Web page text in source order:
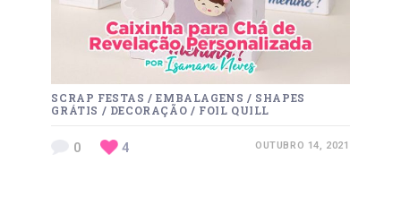
SCRAP FESTAS /EMBALAGENS / SHAPES
GRÁTIS / DECORAÇÃO / FOIL QUILL
0 4 OUTUBRO 14, 2021